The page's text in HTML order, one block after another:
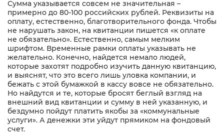
Сумма указывается совсем не значительная –
примерно до 80-100 российских рублей. Реквизиты на
оплату, естественно, благотворительного фонда. Чтобы
не нарушать закон, на квитанции пишется «к оплате
не обязательно». Естественно, самым мелким
шрифтом. Временные рамки оплаты указывать не
желательно. Конечно, найдется немало людей,
которые захотят подробно изучить данную квитанцию,
и выяснят, что это всего лишь уловка компании, и
бежать с этой бумажкой в кассу вовсе не обязательно.
Но найдутся и те, которые бросят беглый взгляд на
внешний вид квитанции и сумму в ней указанную, и
бездумно пойдут платить якобы за «коммунальные
услуги». А денежки эти уйдут прямиком на фондовый
счет.